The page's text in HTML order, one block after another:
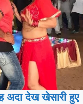
देख खेसारी हुए